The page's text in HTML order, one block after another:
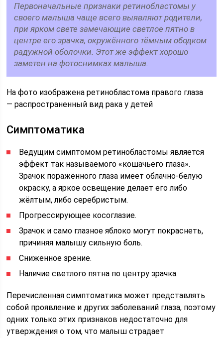
Первоначальные признаки ретинобластомы у
своего малыша чаще всего выявляют родители,
при ярком свете замечающие светлое пятно в
центре его зрачка, окружённого тёмным ободком
радужной оболочки. Этот же эффект хорошо
заметен на фотоснимках малыша.
На фото изображена ретинобластома правого глаза
— распространенный вид рака у детей
Симптоматика
Ведущим симптомом ретинобластомы является
эффект так называемого «кошачьего глаза».
Зрачок поражённого глаза имеет облачно-белую
окраску, а яркое освещение делает его либо
жёлтым, либо серебристым.
Прогрессирующее косоглазие.
Зрачок и само глазное яблоко могут покраснеть,
причиняя малышу сильную боль.
Сниженное зрение.
Наличие светлого пятна по центру зрачка.
Перечисленная симптоматика может представлять
собой проявление и других заболеваний глаза, поэтому
одних только этих признаков недостаточно для
утверждения о том, что малыш страдает